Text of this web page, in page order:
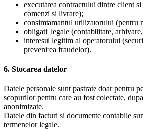
executarea contractului dintre client
comenzi si livrare);
consimtamantul utilizatorului (pentru
obligatii legale (contabilitate,
interesul legitim al operatorului
prevenirea fraudelor).
6. Stocarea datelor
Datele personale sunt pastrate doar pentru
scopurilor pentru care au fost colectate,
anonimizate.
Datele din facturi si documente contabile
termenelor legale.